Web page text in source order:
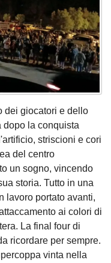
dei giocatori e dello
la conquista
striscioni e cori
del centro
un sogno, vincendo
storia. Tutto in una
lavoro portato avanti,
ai colori di
La final four di
ricordare per sempre.
vinta nella